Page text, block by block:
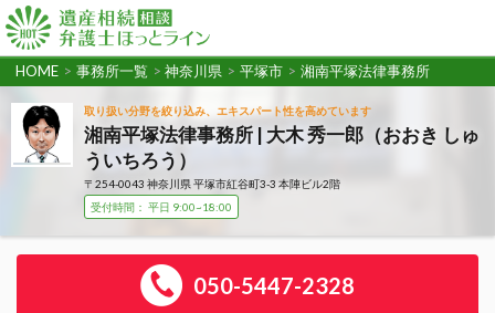
HOME > 事務所一覧 > 神奈川県 > 平塚市 > 湘南平塚法律事務所
取り扱い分野を絞り込み、エキスパート性を高めています
湘南平塚法律事務所 | 大木 秀一郎（おおき しゅ
ういちろう）
〒254-0043 神奈川県 平塚市紅谷町3-3 本陣ビル2階
受付時間： 平日 9:00~18:00
050-5447-2328